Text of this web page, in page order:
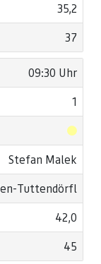
35,2
37
09:30 Uhr
1
Stefan Malek
Tuttendörfl
42,0
45